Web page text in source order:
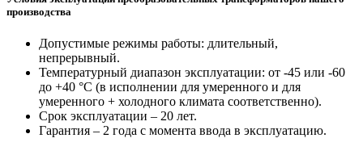
производства
Допустимые режимы работы: длительный,
непрерывный.
Температурный диапазон эксплуатации: от -45 или -60
до +40 °С (в исполнении для умеренного и для
умеренного + холодного климата соответственно).
Срок эксплуатации – 20 лет.
Гарантия – 2 года с момента ввода в эксплуатацию.